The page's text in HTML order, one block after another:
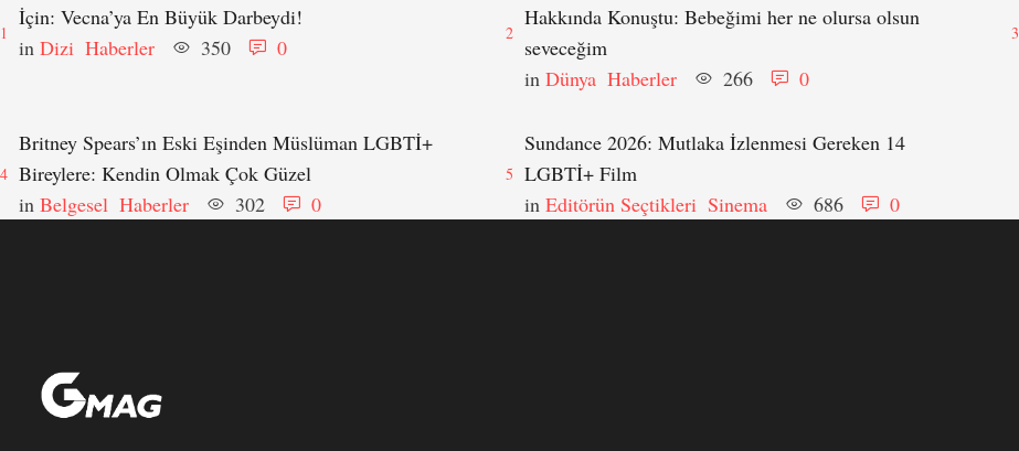
1
İçin: Vecna’ya En Büyük Darbeydi!
in Dizi Haberler 350 0
2
Hakkında Konuştu: Bebeğimi her ne olursa olsun
seveceğim
in Dünya Haberler 266 0
3
4
Britney Spears’ın Eski Eşinden Müslüman LGBTİ+
Bireylere: Kendin Olmak Çok Güzel
in Belgesel Haberler 302 0
5
Sundance 2026: Mutlaka İzlenmesi Gereken 14
LGBTİ+ Film
in Editörün Seçtikleri Sinema 686 0